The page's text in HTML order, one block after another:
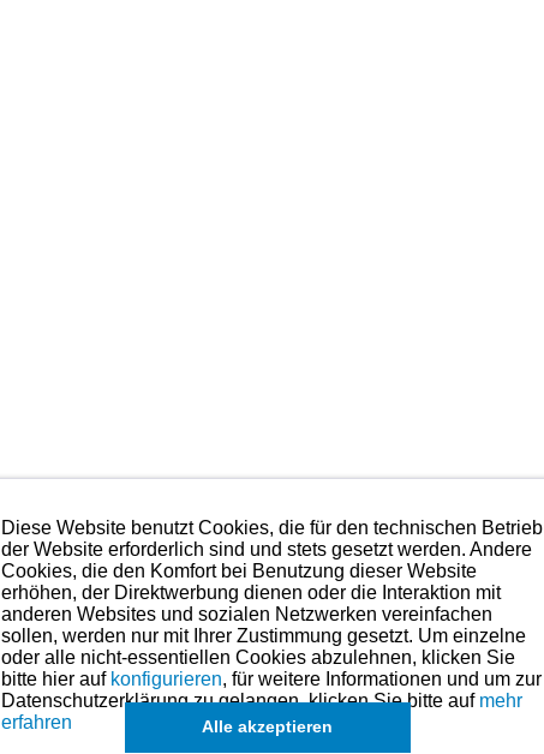
Diese Website benutzt Cookies, die für den technischen Betrieb
der Website erforderlich sind und stets gesetzt werden. Andere
Cookies, die den Komfort bei Benutzung dieser Website
erhöhen, der Direktwerbung dienen oder die Interaktion mit
anderen Websites und sozialen Netzwerken vereinfachen
sollen, werden nur mit Ihrer Zustimmung gesetzt. Um einzelne
oder alle nicht-essentiellen Cookies abzulehnen, klicken Sie
bitte hier auf konfigurieren, für weitere Informationen und um zur
Datenschutzerklärung zu gelangen, klicken Sie bitte auf mehr
erfahren
Alle akzeptieren